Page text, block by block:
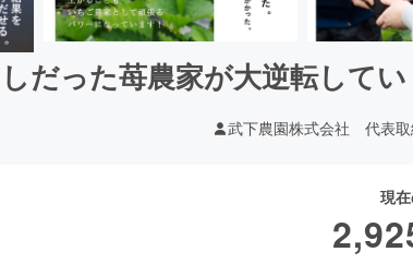
だった苺農家が大逆転して
武下農園株式会社 代表
現